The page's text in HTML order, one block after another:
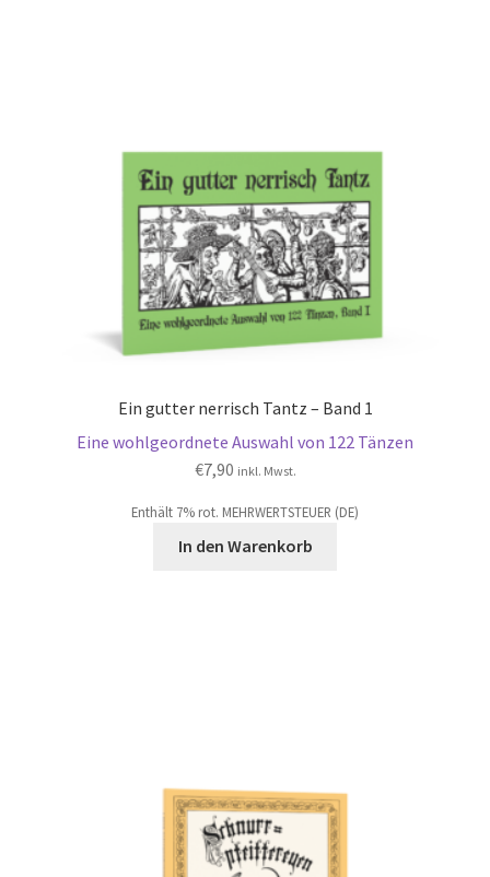
Ein gutter nerrisch Tantz – Band 1
Eine wohlgeordnete Auswahl von 122 Tänzen
€7,90 inkl. Mwst.
Enthält 7% rot. MEHRWERTSTEUER (DE)
In den Warenkorb